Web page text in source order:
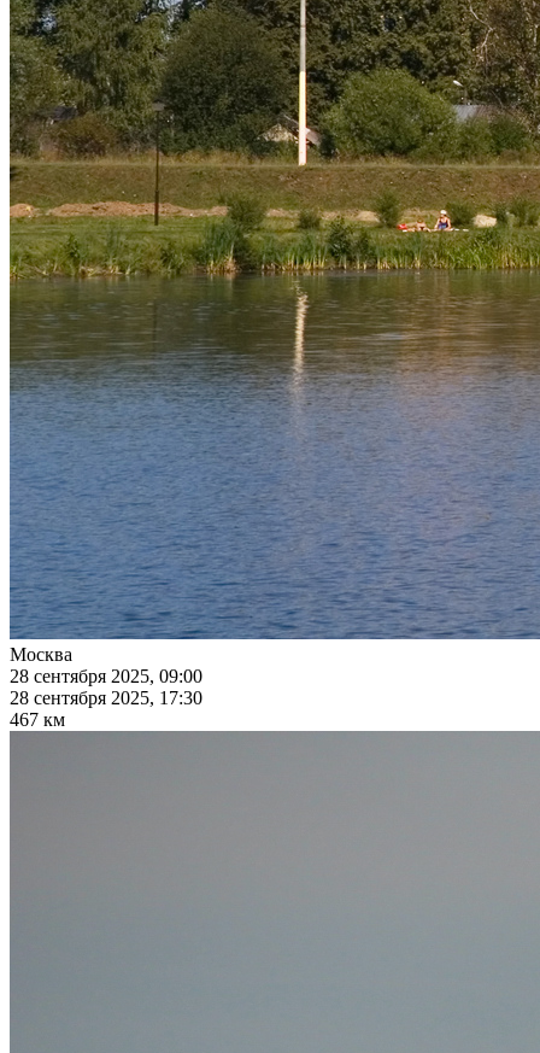
Москва
28 сентября 2025, 09:00
28 сентября 2025, 17:30
467 км